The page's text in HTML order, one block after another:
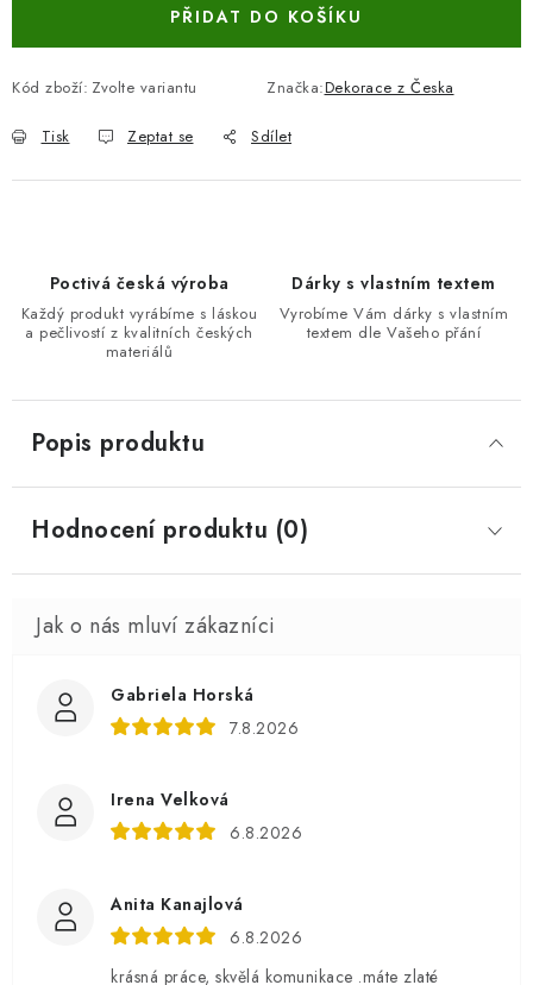
PŘIDAT DO KOŠÍKU
Kód zboží: Zvolte variantu Značka:Dekorace z Česka
Tisk Zeptat se Sdílet
Poctivá česká výroba
Každý produkt vyrábíme s láskou
a pečlivostí z kvalitních českých
materiálů
Dárky s vlastním textem
Vyrobíme Vám dárky s vlastním
textem dle Vašeho přání
Popis produktu
Hodnocení produktu (0)
Gabriela Horská
7.8.2026
Irena Velková
6.8.2026
Anita Kanajlová
6.8.2026
krásná práce, skvělá komunikace .máte zlaté